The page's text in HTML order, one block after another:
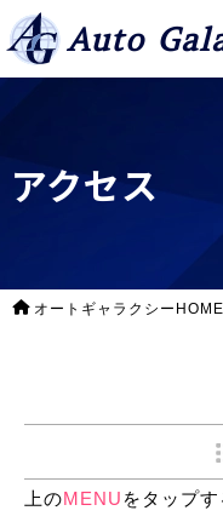
Auto
アクセス
オートギャラクシーHOME
上のMENU をタップ